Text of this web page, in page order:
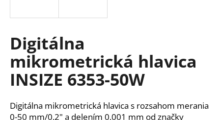
Digitálna
mikrometrická hlavica
INSIZE 6353-50W
Digitálna mikrometrická hlavica s rozsahom merania
0-50 mm/0,2" a delením 0,001 mm od značky
s
ť
?
HĽADAŤ